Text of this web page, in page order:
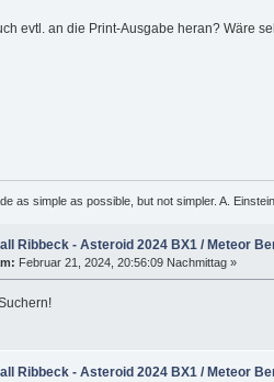
evtl. an die Print-Ausgabe heran? Wäre
as simple as possible, but not simpler. A. Einstein
Ribbeck - Asteroid 2024 BX1 / Meteor
Februar 21, 2024, 20:56:09 Nachmittag »
Ribbeck - Asteroid 2024 BX1 / Meteor